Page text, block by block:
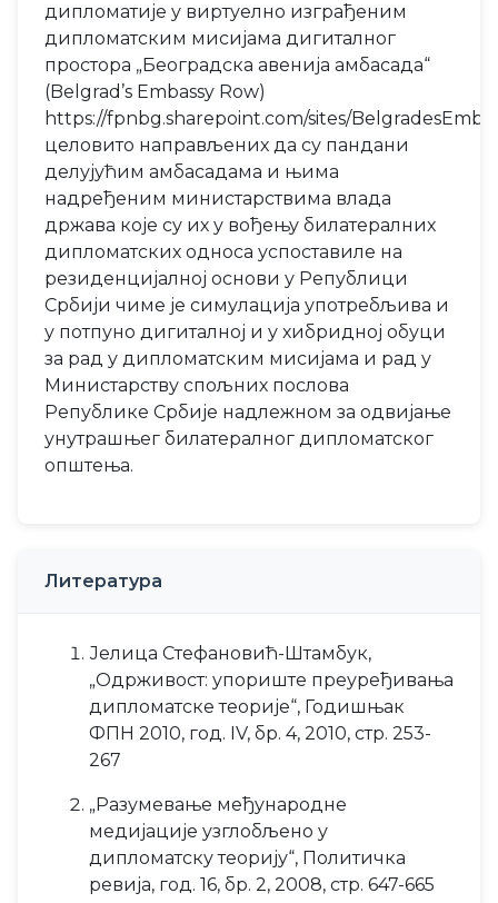
дипломатије у виртуелно изграђеним
дипломатским мисијама дигиталног
простора „Београдска авенија амбасада“
(Belgrad’s Embassy Row)
https://fpnbg.sharepoint.com/sites/
целовито направљених да су пандани
делујућим амбасадама и њима
надређеним министарствима влада
држава које су их у вођењу билатералних
дипломатских односа успоставиле на
резиденцијалној основи у Републици
Србији чиме је симулација употребљива и
у потпуно дигиталној и у хибридној обуци
за рад у дипломатским мисијама и рад у
Министарству спољних послова
Републике Србије надлежном за одвијање
унутрашњег билатералног дипломатског
општења.
Литература
Јелица Стефановић-Штамбук,
„Одрживост: упориште преуређивања
дипломатске теорије“, Годишњак
ФПН 2010, год. IV, бр. 4, 2010, стр. 253-
267
„Разумевање међународне
медијације узглобљено у
дипломатску теорију“, Политичка
ревија, год. 16, бр. 2, 2008, стр. 647-665